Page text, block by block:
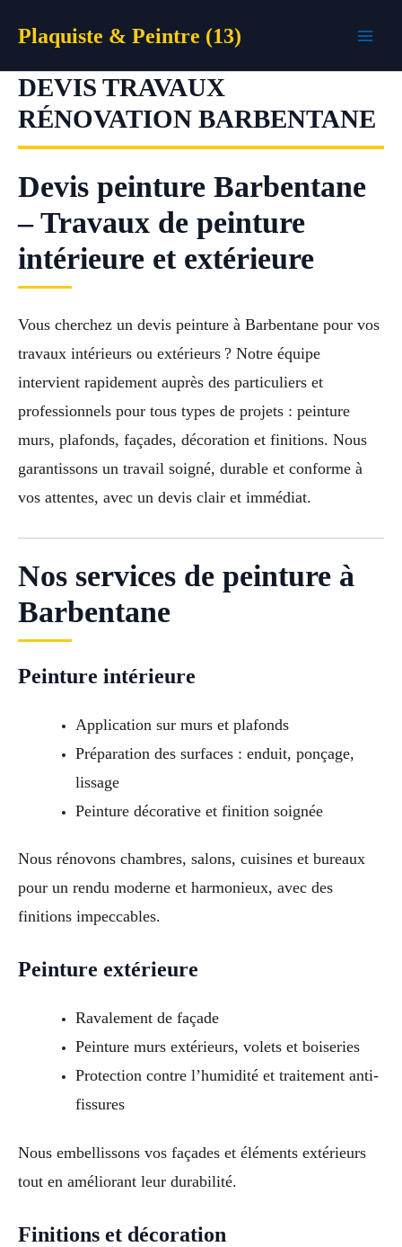
Plaquiste & Peintre (13)
DEVIS TRAVAUX
RÉNOVATION BARBENTANE
Devis peinture Barbentane
– Travaux de peinture
intérieure et extérieure
Vous cherchez un devis peinture à Barbentane pour vos
travaux intérieurs ou extérieurs ? Notre équipe
intervient rapidement auprès des particuliers et
professionnels pour tous types de projets : peinture
murs, plafonds, façades, décoration et finitions. Nous
garantissons un travail soigné, durable et conforme à
vos attentes, avec un devis clair et immédiat.
Nos services de peinture à
Barbentane
Peinture intérieure
Application sur murs et plafonds
Préparation des surfaces : enduit, ponçage,
lissage
Peinture décorative et finition soignée
Nous rénovons chambres, salons, cuisines et bureaux
pour un rendu moderne et harmonieux, avec des
finitions impeccables.
Peinture extérieure
Ravalement de façade
Peinture murs extérieurs, volets et boiseries
Protection contre l’humidité et traitement anti-
fissures
Nous embellissons vos façades et éléments extérieurs
tout en améliorant leur durabilité.
Finitions et décoration